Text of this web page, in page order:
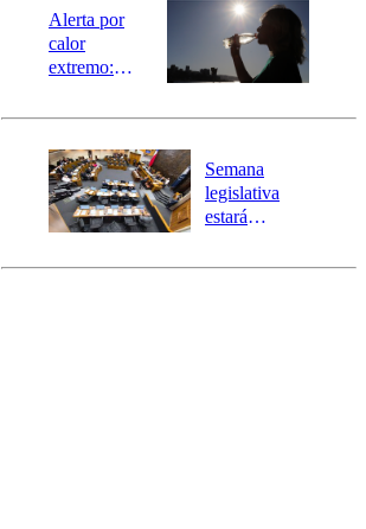
epicentro
Alerta por
calor
extremo:
activa Alerta
Preventiva en
tres comunas
Semana
legislativa
estará
el fin de la